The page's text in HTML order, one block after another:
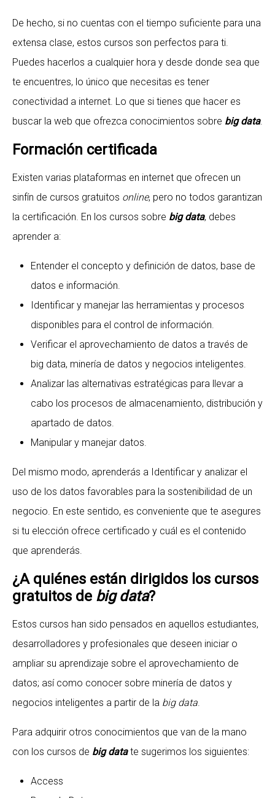
De hecho, si no cuentas con el tiempo suficiente para una
extensa clase, estos cursos son perfectos para ti.
Puedes hacerlos a cualquier hora y desde donde sea que
te encuentres, lo único que necesitas es tener
conectividad a internet. Lo que si tienes que hacer es
buscar la web que ofrezca conocimientos sobre big data.
Formación certificada
Existen varias plataformas en internet que ofrecen un
sinfín de cursos gratuitos online, pero no todos garantizan
la certificación. En los cursos sobre big data, debes
aprender a:
Entender el concepto y definición de datos, base de
datos e información.
Identificar y manejar las herramientas y procesos
disponibles para el control de información.
Verificar el aprovechamiento de datos a través de
big data, minería de datos y negocios inteligentes.
Analizar las alternativas estratégicas para llevar a
cabo los procesos de almacenamiento, distribución y
apartado de datos.
Manipular y manejar datos.
Del mismo modo, aprenderás a Identificar y analizar el
uso de los datos favorables para la sostenibilidad de un
negocio. En este sentido, es conveniente que te asegures
si tu elección ofrece certificado y cuál es el contenido
que aprenderás.
¿A quiénes están dirigidos los cursos
gratuitos de big data?
Estos cursos han sido pensados en aquellos estudiantes,
desarrolladores y profesionales que deseen iniciar o
ampliar su aprendizaje sobre el aprovechamiento de
datos; así como conocer sobre minería de datos y
negocios inteligentes a partir de la big data.
Para adquirir otros conocimientos que van de la mano
con los cursos de big datate sugerimos los siguientes:
Access